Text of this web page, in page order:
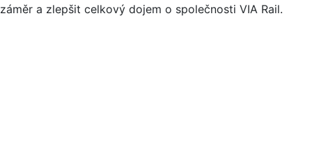
záměr a zlepšit celkový dojem o společnosti VIA Rail.